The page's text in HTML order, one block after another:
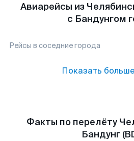
Авиарейсы из
с Бандунгом
Рейсы в соседние города
Показать
Факты по перелёту
Бандунг